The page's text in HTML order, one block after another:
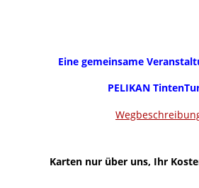
Eine gemeinsame
PELIKAN
Karten nur über uns, Ihr